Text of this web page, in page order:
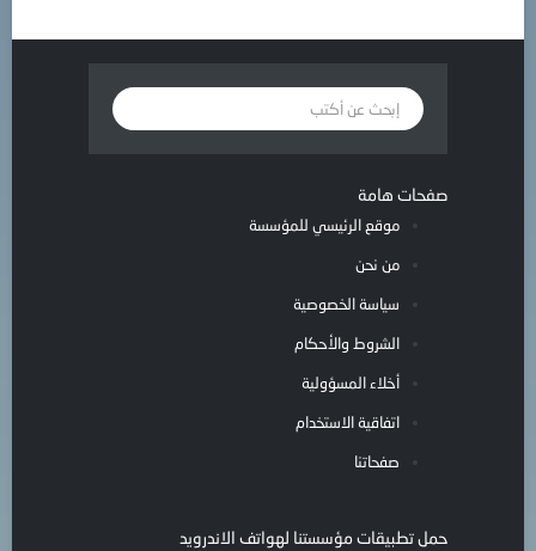
صفحات هامة
موقع الرئيسي للمؤسسة
من نحن
سياسة الخصوصية
الشروط والأحكام
أخلاء المسؤولية
اتفاقية الاستخدام
صفحاتنا
حمل تطبيقات مؤسستنا لهواتف الاندرويد